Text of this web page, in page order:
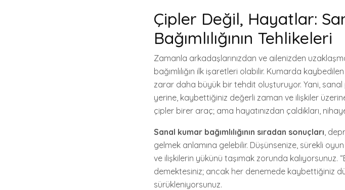
Çipler Değil, Hayatlar:
Bağımlılığının Tehlikeleri
Zamanla arkadaşlarınızdan ve ailenizden
bağımlılığın ilk işaretleri olabilir. Kumarda
zarar daha büyük bir tehdit oluşturuyor. Yani,
yerine, kaybettiğiniz değerli zaman ve ilişkiler
çipler birer araç; ama hayatınızdan çaldıkları,
Sanal kumar bağımlılığının sıradan sonuçları,
gelmek anlamına gelebilir. Düşünsenize, sürekli
ve ilişkilerin yükünü taşımak zorunda kalıyorsunuz.
demektesiniz; ancak her denemede kaybettiğiniz
sürükleniyorsunuz.